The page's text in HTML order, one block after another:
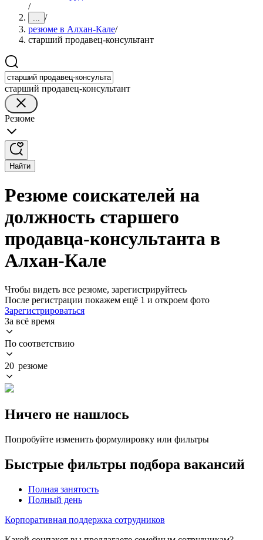
/
... /
резюме в Алхан-Кале/
старший продавец-консультант
старший продавец-консультант
Резюме
Найти
Резюме соискателей на
должность старшего
продавца-консультанта в
Алхан-Кале
Чтобы видеть все резюме, зарегистрируйтесь
После регистрации покажем ещё 1 и откроем фото
Зарегистрироваться
За всё время
По соответствию
20 резюме
Ничего не нашлось
Попробуйте изменить формулировку или фильтры
Быстрые фильтры подбора вакансий
Полная занятость
Полный день
Корпоративная поддержка сотрудников